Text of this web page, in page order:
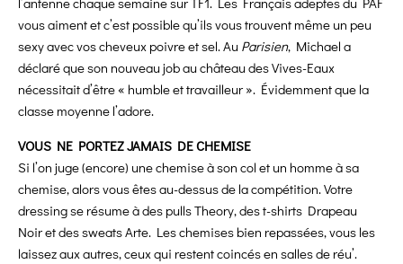
vous aiment et c’est possible qu’ils vous trouvent même un peu
sexy avec vos cheveux poivre et sel. Au Parisien, Michael a
déclaré que son nouveau job au château des Vives-Eaux
nécessitait d’être « humble et travailleur ». Évidemment que la
classe moyenne l’adore.
VOUS NE PORTEZ JAMAIS DE CHEMISE
Si l’on juge (encore) une chemise à son col et un homme à sa
chemise, alors vous êtes au-dessus de la compétition. Votre
dressing se résume à des pulls Theory, des t-shirts Drapeau
Noir et des sweats Arte. Les chemises bien repassées, vous les
laissez aux autres, ceux qui restent coincés en salles de réu’.